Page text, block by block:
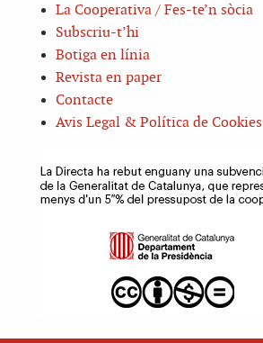
La Cooperativa / Fes-te’n sòcia
Subscriu-t’hi
Botiga en línia
Revista en paper
Contacte
Avis Legal & Política de Cookies